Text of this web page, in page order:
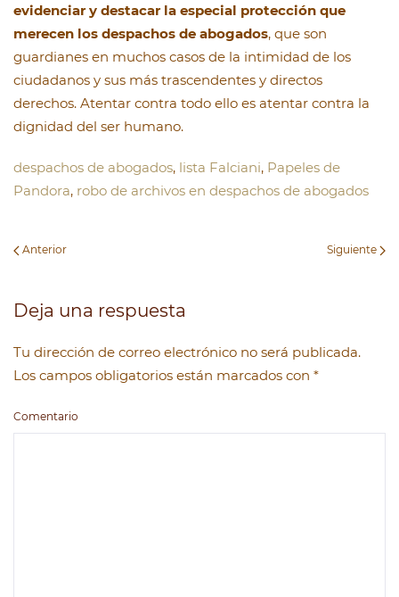
evidenciar y destacar la especial protección que
merecen los despachos de abogados, que son
guardianes en muchos casos de la intimidad de los
ciudadanos y sus más trascendentes y directos
derechos. Atentar contra todo ello es atentar contra la
dignidad del ser humano.
despachos de abogados, lista Falciani, Papeles de
Pandora, robo de archivos en despachos de abogados
Anterior Siguiente
Deja una respuesta
Tu dirección de correo electrónico no será publicada.
Los campos obligatorios están marcados con *
Comentario